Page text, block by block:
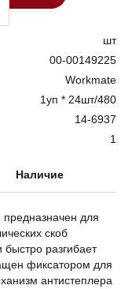
шт
00-00149225
Workmate
1уп * 24шт/480
14-6937
1
Наличие
для
скоб
разгибает
фиксатором для
антистеплера